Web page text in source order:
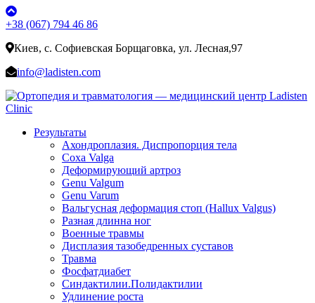
+38 (067) 794 46 86
Киев, с. Софиевская Борщаговка, ул. Лесная,97
info@ladisten.com
Результаты
Ахондроплазия. Диспропорция тела
Coxa Valga
Деформирующий артроз
Genu Valgum
Genu Varum
Вальгусная деформация стоп (Hallux Valgus)
Разная длинна ног
Военные травмы
Дисплазия тазобедренных суставов
Травма
Фосфатдиабет
Синдактилии.Полидактилии
Удлинение роста